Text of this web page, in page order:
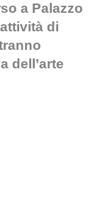
a Palazzo
di
dell’arte